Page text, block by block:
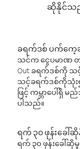
ဆိုနိုင်သည့်
ခရက်ဒစ် ပက်ကေ့ချ်
သင်က ငွေပမာဏ
Out ခရက်ဒစ်ကို
သင့်ခရက်ဒစ်ကိုသုံး၍
ဖြင့် ကမ္ဘာပေါ်ရှိ
ပါသည်။
ရက် ၃၀ ဖုန်းခေါ်
ရက် ၃၀ ဖုန်းခေါ်